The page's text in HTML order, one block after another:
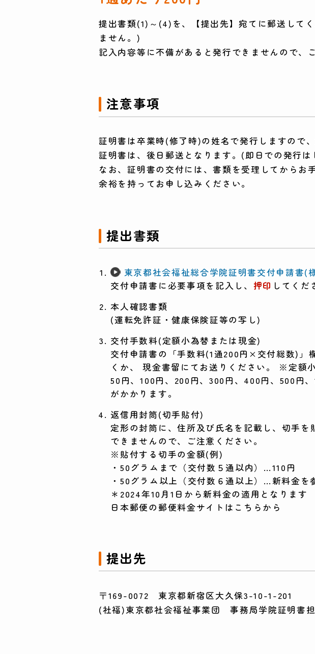
提出書類(1)～(4)を、【提出先】宛てに郵送して
ません。)
記入内容等に不備があると発行できませんので、
注意事項
証明書は卒業時(修了時)の姓名で発行しますので
証明書は、後日郵送となります。(即日での発行
なお、証明書の交付には、書類を受理してから
余裕を持ってお申し込みください。
提出書類
東京都社会福祉総合学院証明書交付申請書(
交付申請書に必要事項を記入し、 押印 してくだ
本人確認書類
(運転免許証・健康保険証等の写し)
交付手数料(定額小為替または現金)
交付申請書の「手数料(1通200円×交付総数)」
くか、 現金書留にてお送りください。 ※定額
50円、100円、200円、300円、400円、500円
がかかります。
返信用封筒(切手貼付)
定形の封筒に、住所及び氏名を記載し、切手
できませんので、ご注意ください。
※貼付する切手の金額(例)
・50グラムまで（交付数５通以内）…110円
・50グラム以上（交付数６通以上）…新料金を
＊2024年10月1日から新料金の適用となります
日本郵便の郵便料金サイトはこちらから
提出先
〒169-0072 東京都新宿区大久保3-10-1-201
(社福)東京都社会福祉事業団 事務局学院証明書